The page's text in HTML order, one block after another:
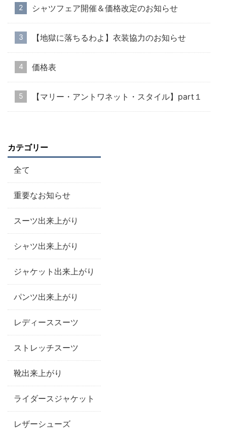
シャツフェア開催＆価格改定のお知らせ
【地獄に落ちるわよ】衣装協力のお知らせ
価格表
【マリー・アントワネット・スタイル】part１
カテゴリー
全て
重要なお知らせ
スーツ出来上がり
シャツ出来上がり
ジャケット出来上がり
パンツ出来上がり
レディーススーツ
ストレッチスーツ
靴出来上がり
ライダースジャケット
レザーシューズ